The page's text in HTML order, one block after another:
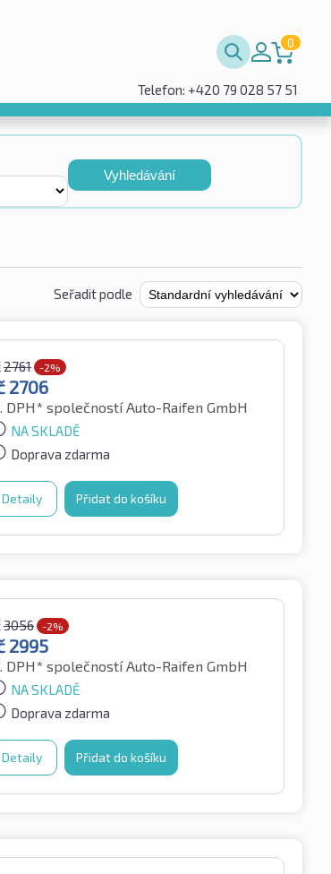
0
Telefon: +420 79 028 57 51
Vyhledávání
Seřadit podle
2761 -2%
2706
DPH* společností Auto-Raifen GmbH
NA SKLADĚ
Doprava zdarma
Detaily Přidat do košíku
3056 -2%
2995
DPH* společností Auto-Raifen GmbH
NA SKLADĚ
Doprava zdarma
Detaily Přidat do košíku